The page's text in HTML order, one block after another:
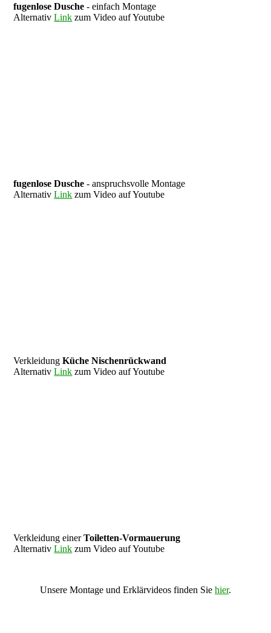
fugenlose Dusche - einfach Montage
AlternativLink zum Video auf Youtube
fugenlose Dusche - anspruchsvolle Montage
AlternativLink zum Video auf Youtube
VerkleidungKüche Nischenrückwand
AlternativLink zum Video auf Youtube
Verkleidung einerToiletten-Vormauerung
AlternativLink zum Video auf Youtube
Unsere Montage und Erklärvideos finden Sie hier.